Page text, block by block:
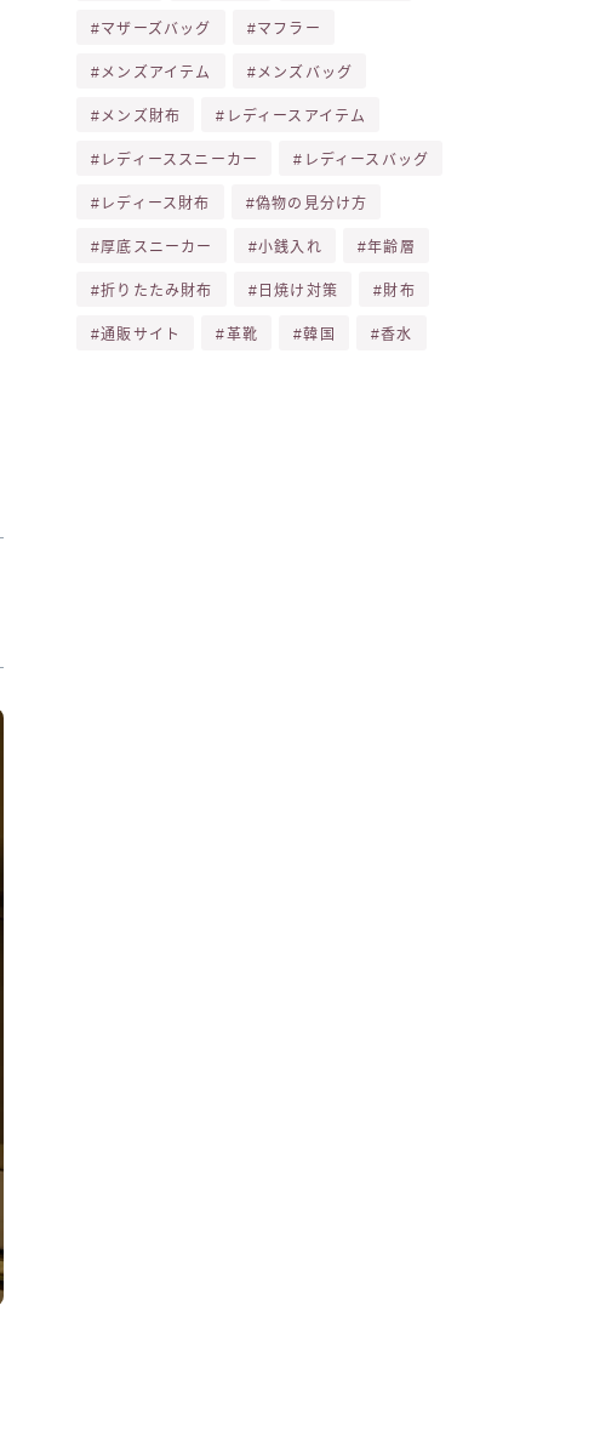
マザーズバッグ マフラー
メンズアイテム メンズバッグ
メンズ財布 レディースアイテム
レディーススニーカー レディースバッグ
レディース財布 偽物の見分け方
厚底スニーカー 小銭入れ 年齢層
折りたたみ財布 日焼け対策 財布
通販サイト 革靴 韓国 香水